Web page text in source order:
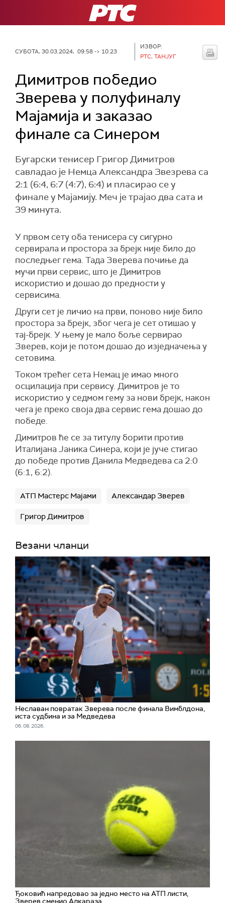
РТС
СУБОТА, 30.03.2024, 09:58 -> 10:23
ИЗВОР:
РТС, ТАНЈУГ
Димитров победио
Зверева у полуфиналу
Мајамија и заказао
финале са Синером
Бугарски тенисер Григор Димитров
савладао је Немца Александра Звезрева са
2:1 (6:4, 6:7 (4:7), 6:4) и пласирао се у
финале у Мајамију. Меч је трајао два сата и
39 минута.
У првом сету оба тенисера су сигурно
сервирала и простора за брејк није било до
последњег гема. Тада Зверева почиње да
мучи први сервис, што је Димитров
искористио и дошао до предности у
сервисима.
Други сет је личио на први, поново није било
простора за брејк, због чега је сет отишао у
тај-брејк. У њему је мало боље сервирао
Зверев, који је потом дошао до изједначења у
сетовима.
Током трећег сета Немац је имао много
осцилација при сервису. Димитров је то
искористио у седмом гему за нови брејк, након
чега је преко своја два сервис гема дошао до
победе.
Димитров ће се за титулу борити против
Италијана Јаника Синера, који је јуче стигао
до победе против Данила Медведева са 2:0
(6:1, 6:2).
АТП Мастерс Мајами Александар Зверев
Григор Димитров
Везани чланци
Неславан повратак Зверева после финала Вимблдона,
иста судбина и за Медведева
06. 08. 2026.
Ђоковић напредовао за једно место на АТП листи,
Зверев сменио Алкараза